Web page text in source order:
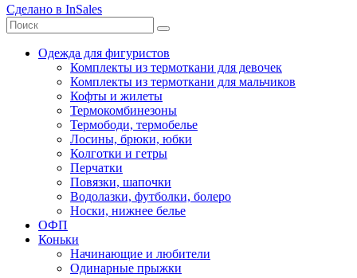
Сделано в InSales
Одежда для фигуристов
Комплекты из термоткани для девочек
Комплекты из термоткани для мальчиков
Кофты и жилеты
Термокомбинезоны
Термободи, термобелье
Лосины, брюки, юбки
Колготки и гетры
Перчатки
Повязки, шапочки
Водолазки, футболки, болеро
Носки, нижнее белье
ОФП
Коньки
Начинающие и любители
Одинарные прыжки